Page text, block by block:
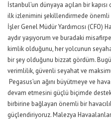
İstanbul’un dünyaya açılan bir
ilk izlenimini şekillendirmede önemli
İşler Genel Müdür Yardımcısı (CFO)
aydır yaşıyorum ve buradaki
kimlik olduğunu, her yolcunun
bir şey olduğunu bizzat gördüm.B
verimlilik, güvenli seyahatve
Pegasus’un ağını büyütmeye ve
devam etmesini güçlü biçimde
birbirine bağlayan önemli bir
güçlendiriyoruz. Malezya